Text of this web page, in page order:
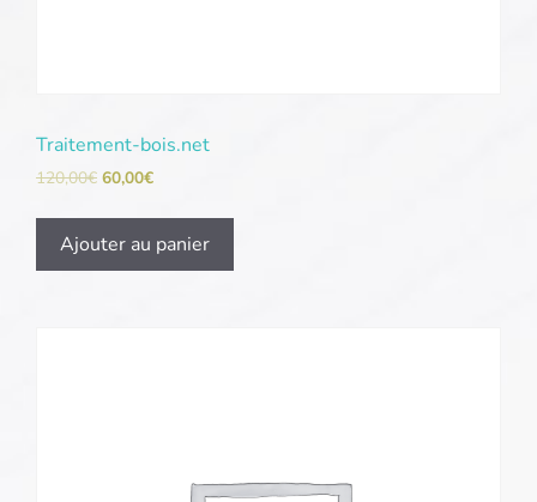
Traitement-bois.net
120,00€ 60,00€
Ajouter au panier